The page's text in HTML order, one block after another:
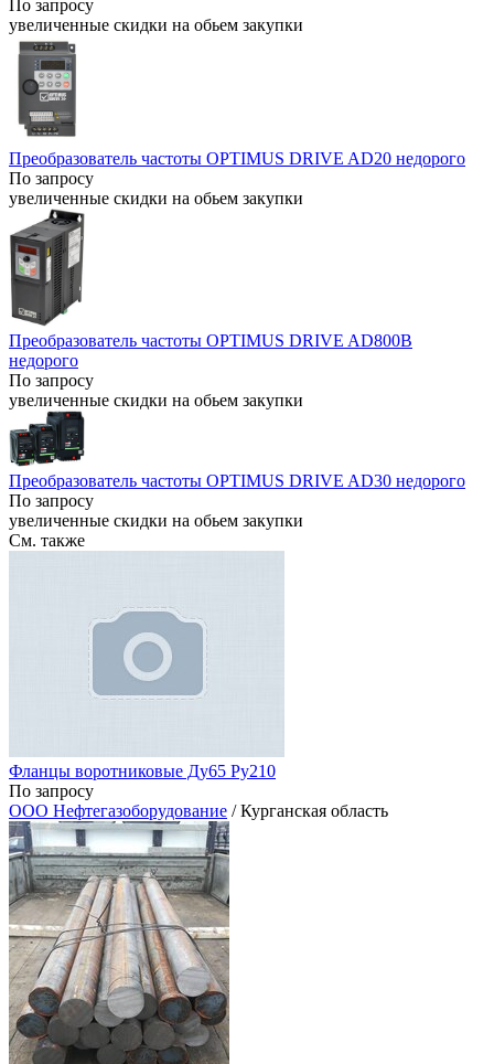
По запросу
увеличенные скидки на обьем закупки
Преобразователь частоты OPTIMUS DRIVE AD20 недорого
По запросу
увеличенные скидки на обьем закупки
Преобразователь частоты OPTIMUS DRIVE AD800B
недорого
По запросу
увеличенные скидки на обьем закупки
Преобразователь частоты OPTIMUS DRIVE AD30 недорого
По запросу
увеличенные скидки на обьем закупки
См. также
Фланцы воротниковые Ду65 Ру210
По запросу
ООО Нефтегазоборудование / Курганская область